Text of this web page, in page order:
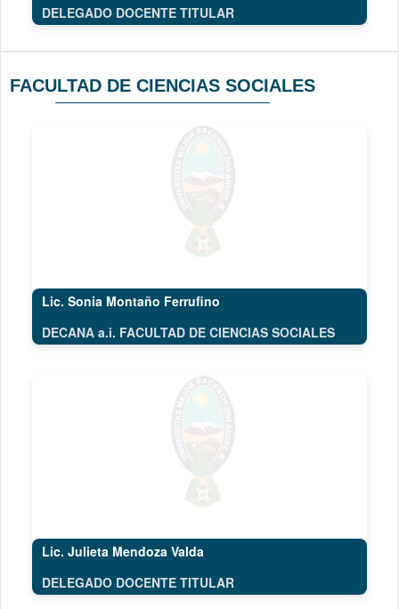
DELEGADO DOCENTE TITULAR
FACULTAD DE CIENCIAS SOCIALES
Lic. Sonia Montaño Ferrufino
DECANA a.i. FACULTAD DE CIENCIAS SOCIALES
Lic. Julieta Mendoza Valda
DELEGADO DOCENTE TITULAR